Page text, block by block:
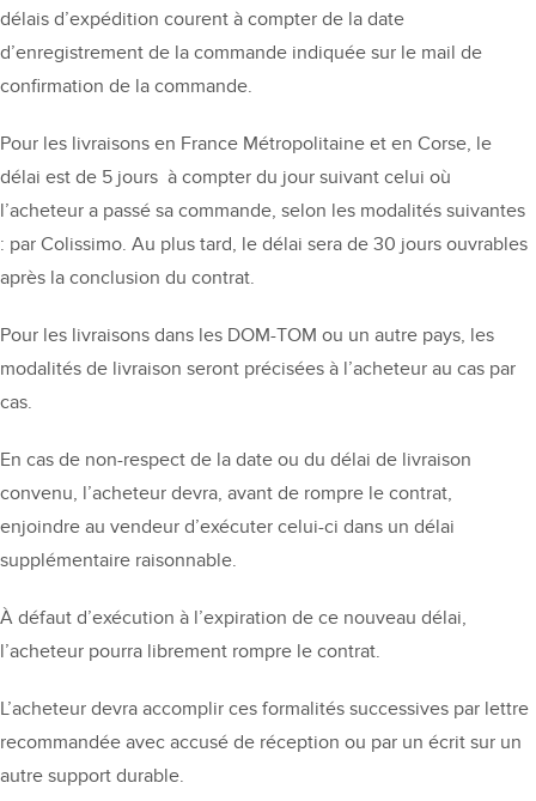
délais d’expédition courent à compter de la date
d’enregistrement de la commande indiquée sur le mail de
confirmation de la commande.
Pour les livraisons en France Métropolitaine et en Corse, le
délai est de 5 jours à compter du jour suivant celui où
l’acheteur a passé sa commande, selon les modalités suivantes
: par Colissimo. Au plus tard, le délai sera de 30 jours ouvrables
après la conclusion du contrat.
Pour les livraisons dans les DOM-TOM ou un autre pays, les
modalités de livraison seront précisées à l’acheteur au cas par
cas.
En cas de non-respect de la date ou du délai de livraison
convenu, l’acheteur devra, avant de rompre le contrat,
enjoindre au vendeur d’exécuter celui-ci dans un délai
supplémentaire raisonnable.
À défaut d’exécution à l’expiration de ce nouveau délai,
l’acheteur pourra librement rompre le contrat.
L’acheteur devra accomplir ces formalités successives par lettre
recommandée avec accusé de réception ou par un écrit sur un
autre support durable.